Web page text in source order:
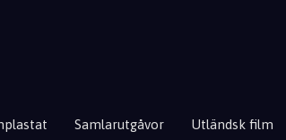
Samlarutgåvor Utländsk film